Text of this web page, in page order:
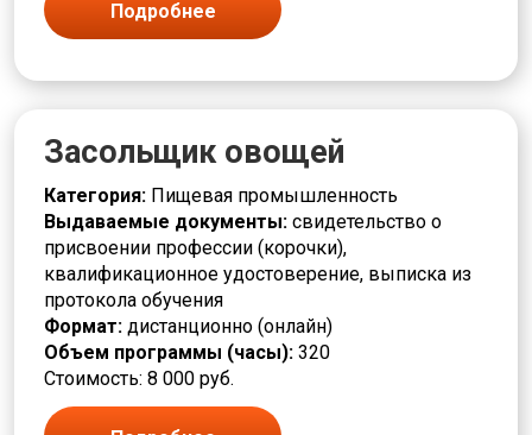
Подробнее
Засольщик овощей
Категория: Пищевая промышленность
Выдаваемые документы: свидетельство о
присвоении профессии (корочки),
квалификационное удостоверение, выписка из
протокола обучения
Формат: дистанционно (онлайн)
Объем программы (часы): 320
Стоимость: 8 000 руб.